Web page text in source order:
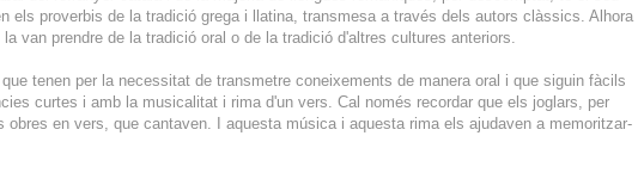
els proverbis de la tradició grega i llatina, transmesa a través dels autors clàssics. Alhora
van prendre de la tradició oral o de la tradició d'altres cultures anteriors.
tenen per la necessitat de transmetre coneixements de manera oral i que siguin fàcils
curtes i amb la musicalitat i rima d'un vers. Cal només recordar que els joglars, per
en vers, que cantaven. I aquesta música i aquesta rima els ajudaven a memoritzar-